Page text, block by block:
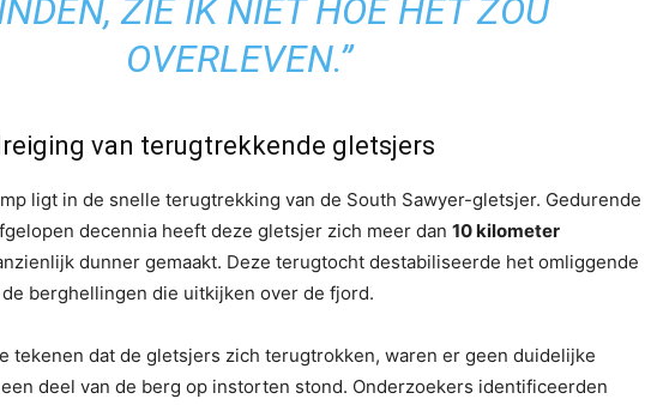
ZIE IK NIET HOE HET ZOU
OVERLEVEN.”
van terugtrekkende gletsjers
ligt in de snelle terugtrekking van de South Sawyer-gletsjer. Gedurende
decennia heeft deze gletsjer zich meer dan 10 kilometer
dunner gemaakt. Deze terugtocht destabiliseerde het omliggende
berghellingen die uitkijken over de fjord.
tekenen dat de gletsjers zich terugtrokken, waren er geen duidelijke
deel van de berg op instorten stond. Onderzoekers identificeerden